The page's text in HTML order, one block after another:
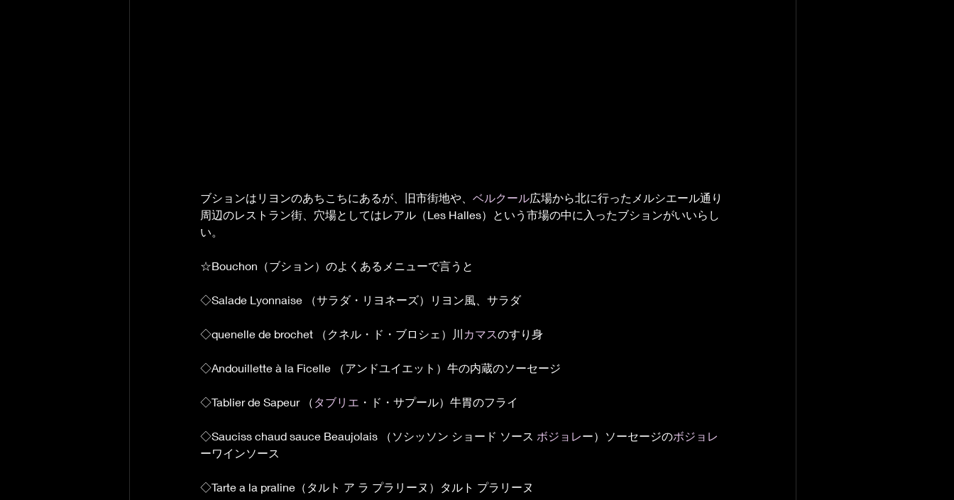
ブションはリヨンのあちこちにあるが、旧市街地や、 ベルクール広場から北に行ったメルシエール通り
周辺のレストラン街、穴場としてはレアル（Les Halles）という市場の中に入ったブションがいいらし
い。
☆Bouchon（ブション）のよくあるメニューで言うと
◇Salade Lyonnaise （サラダ・リヨネーズ）リヨン風、サラダ
◇quenelle de brochet （クネル・ド・ブロシェ）川 カマスのすり身
◇Andouillette à la Ficelle （アンドユイエット）牛の内蔵のソーセージ
◇Tablier de Sapeur （ タブリエ ・ド・サプール）牛胃のフライ
◇Sauciss chaud sauce Beaujolais （ソシッソン ショード ソース ボジョレー）ソーセージのボジョレ
ーワインソース
◇Tarte a la praline（タルト ア ラ プラリーヌ）タルト プラリーヌ